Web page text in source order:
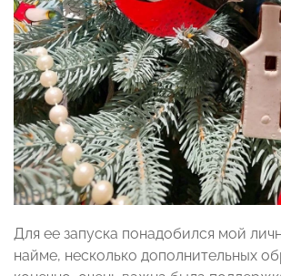
Для ее запуска понадобился мой
найме, несколько дополнительных